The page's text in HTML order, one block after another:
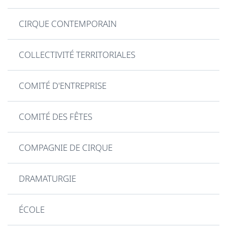
CIRQUE CONTEMPORAIN
COLLECTIVITÉ TERRITORIALES
COMITÉ D'ENTREPRISE
COMITÉ DES FÊTES
COMPAGNIE DE CIRQUE
DRAMATURGIE
ÉCOLE